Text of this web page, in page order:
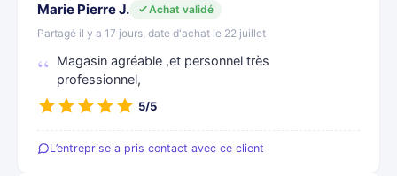
Marie Pierre J.
Achat validé
Partagé il y a 17 jours, date d'achat le 22 juillet
Magasin agréable ,et personnel très
professionnel,
5/5
L’entreprise a pris contact avec ce client